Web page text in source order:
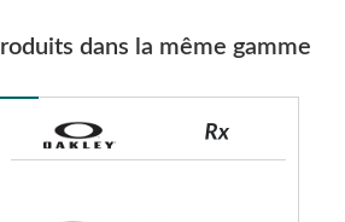
dans la même gamme